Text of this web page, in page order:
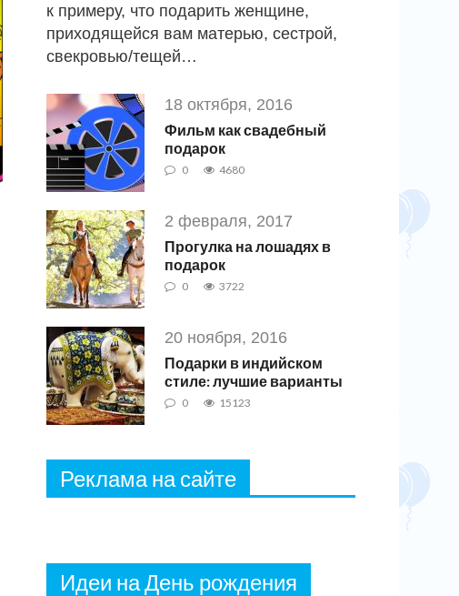
к примеру, что подарить женщине,
приходящейся вам матерью, сестрой,
свекровью/тещей…
18 октября, 2016
Фильм как свадебный
подарок
0 4680
2 февраля, 2017
Прогулка на лошадях в
подарок
0 3722
20 ноября, 2016
Подарки в индийском
стиле: лучшие варианты
0 15123
Реклама на сайте
Идеи на День рождения